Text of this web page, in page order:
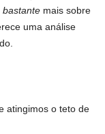
bastante mais sobre
uma análise
atingimos o teto de